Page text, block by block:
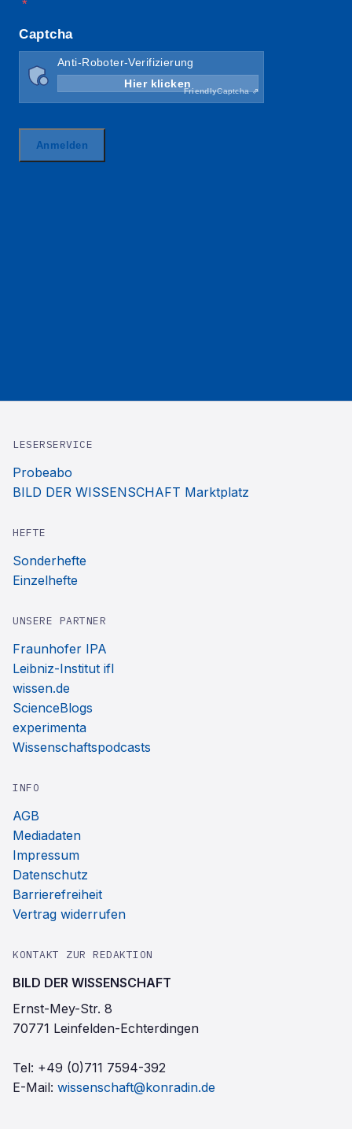
LESERSERVICE
Probeabo
BILD DER WISSENSCHAFT Marktplatz
HEFTE
Sonderhefte
Einzelhefte
UNSERE PARTNER
Fraunhofer IPA
Leibniz-Institut ifl
wissen.de
ScienceBlogs
experimenta
Wissenschaftspodcasts
INFO
AGB
Mediadaten
Impressum
Datenschutz
Barrierefreiheit
Vertrag widerrufen
KONTAKT ZUR REDAKTION
BILD DER WISSENSCHAFT
Ernst-Mey-Str. 8
70771 Leinfelden-Echterdingen
Tel: +49 (0)711 7594-392
E-Mail: wissenschaft@konradin.de